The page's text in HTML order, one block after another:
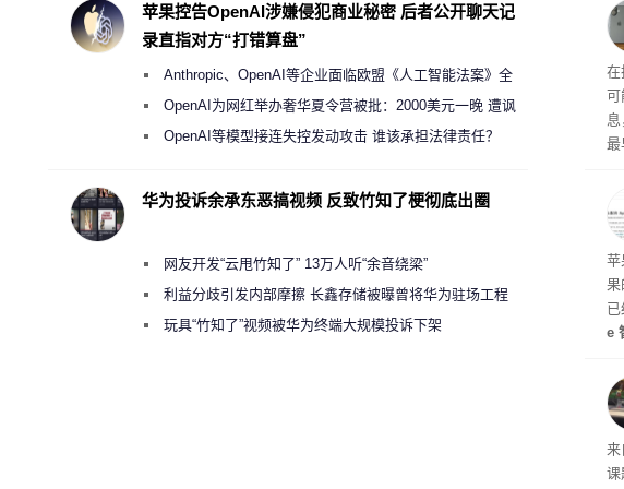
在
可
最
苹
果
e
来
课
苹果控告OpenAI涉嫌侵犯商业秘密 后者公开聊天记
录直指对方“打错算盘”
Anthropic、OpenAI等企业面临欧盟《人工智能法案》全
新执法权限审查
OpenAI为网红举办奢华夏令营被批：2000美元一晚 遭讽
“反乌托邦”
OpenAI等模型接连失控发动攻击 谁该承担法律责任？
华为投诉余承东恶搞视频 反致竹知了梗彻底出圈
网友开发“云甩竹知了” 13万人听“余音绕梁”
利益分歧引发内部摩擦 长鑫存储被曝曾将华为驻场工程
师驱逐出研发基地
玩具“竹知了”视频被华为终端大规模投诉下架